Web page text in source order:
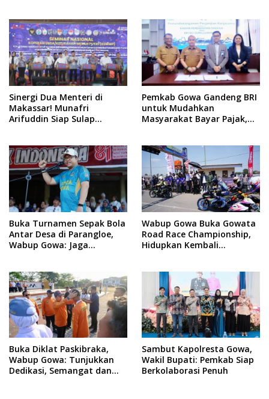
Sinergi Dua Menteri di
Makassar! Munafri
Arifuddin Siap Sulap
Baru
Pemkab Gowa Gandeng BRI
untuk Mudahkan
Masyarakat Bayar Pajak,
Buka Turnamen Sepak Bola
Antar Desa di Parangloe,
Wabup Gowa: Jaga
Wabup Gowa Buka Gowata
Road Race Championship,
Hidupkan Kembali
Buka Diklat Paskibraka,
Wabup Gowa: Tunjukkan
Dedikasi, Semangat dan
Sambut Kapolresta Gowa,
Wakil Bupati: Pemkab Siap
Berkolaborasi Penuh